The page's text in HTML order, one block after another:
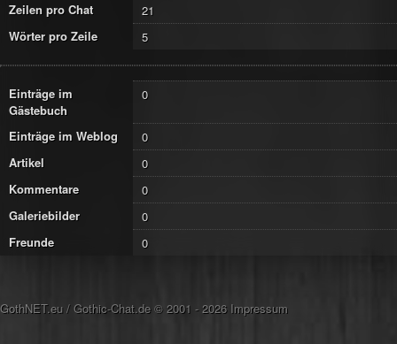
Zeilen pro Chat
21
Wörter pro Zeile
5
Einträge im
Gästebuch
0
Einträge im Weblog
0
Artikel
0
Kommentare
0
Galeriebilder
0
Freunde
0
GothNET.eu /Gothic-Chat.de © 2001 - 2026 Impressum